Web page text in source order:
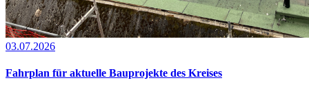
03.07.2026
Fahrplan für aktuelle Bauprojekte des Kreises